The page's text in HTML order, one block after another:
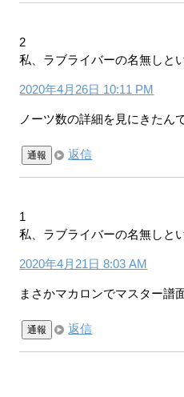
2
私、ラブライバーの名無しと
2020年4月26日 10:11 PM
ノーツ数の詳細を見にきたん
通報 返信
1
私、ラブライバーの名無しと
2020年4月21日 8:03 AM
まさかマカロンでマスター譜
通報 返信